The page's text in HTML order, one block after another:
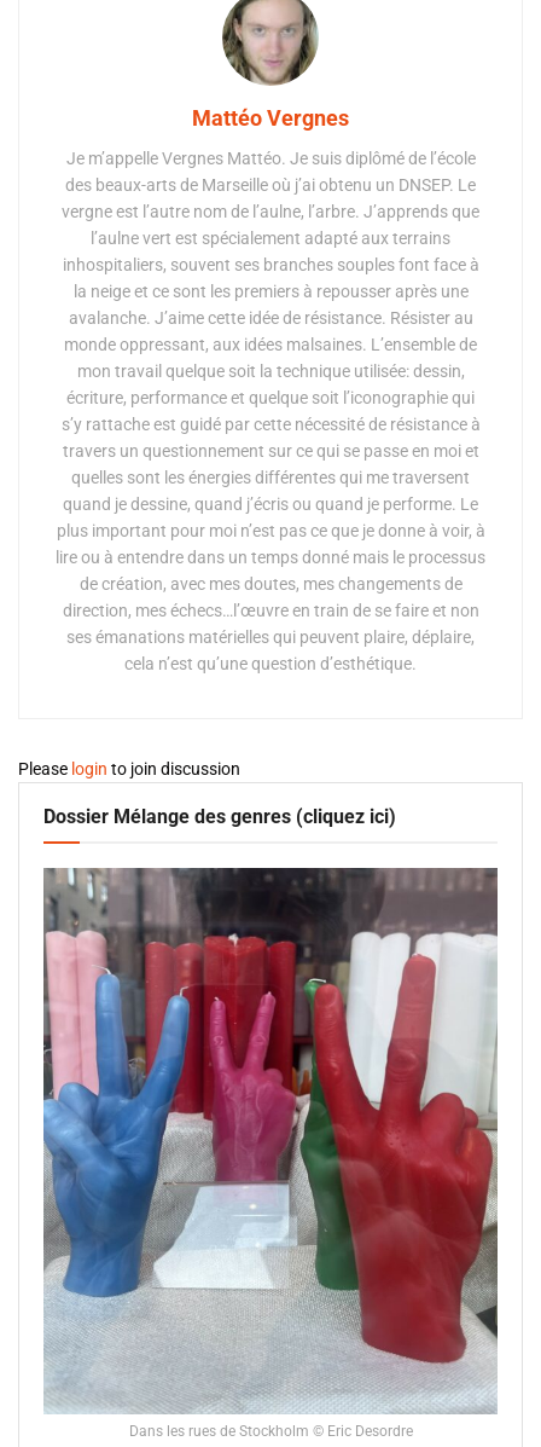
Mattéo Vergnes
Je m’appelle Vergnes Mattéo. Je suis diplômé de l’école
des beaux-arts de Marseille où j’ai obtenu un DNSEP. Le
vergne est l’autre nom de l’aulne, l’arbre. J’apprends que
l’aulne vert est spécialement adapté aux terrains
inhospitaliers, souvent ses branches souples font face à
la neige et ce sont les premiers à repousser après une
avalanche. J’aime cette idée de résistance. Résister au
monde oppressant, aux idées malsaines. L’ensemble de
mon travail quelque soit la technique utilisée: dessin,
écriture, performance et quelque soit l’iconographie qui
s’y rattache est guidé par cette nécessité de résistance à
travers un questionnement sur ce qui se passe en moi et
quelles sont les énergies différentes qui me traversent
quand je dessine, quand j’écris ou quand je performe. Le
plus important pour moi n’est pas ce que je donne à voir, à
lire ou à entendre dans un temps donné mais le processus
de création, avec mes doutes, mes changements de
direction, mes échecs…l’œuvre en train de se faire et non
ses émanations matérielles qui peuvent plaire, déplaire,
cela n’est qu’une question d’esthétique.
Please login to join discussion
Dossier Mélange des genres (cliquez ici)
Dans les rues de Stockholm © Eric Desordre